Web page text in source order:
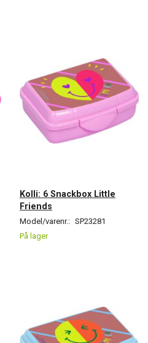
Kolli: 6 Snackbox Little
Friends
Model/varenr.: SP23281
På lager